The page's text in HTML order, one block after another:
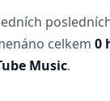
celkem 0
Music.